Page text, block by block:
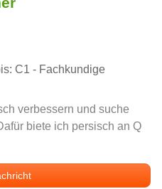
C1 - Fachkundige
verbessern und suche
biete ich persisch an Q